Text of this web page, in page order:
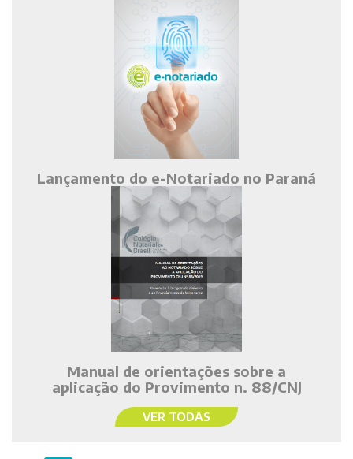
Lançamento do e-Notariado no Paraná
Manual de orientações sobre a
aplicação do Provimento n. 88/CNJ
VER TODAS